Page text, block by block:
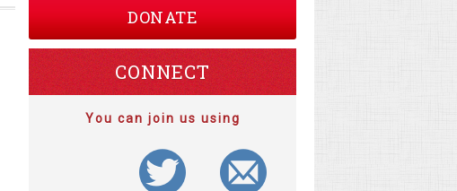
DONATE
CONNECT
You can join us using